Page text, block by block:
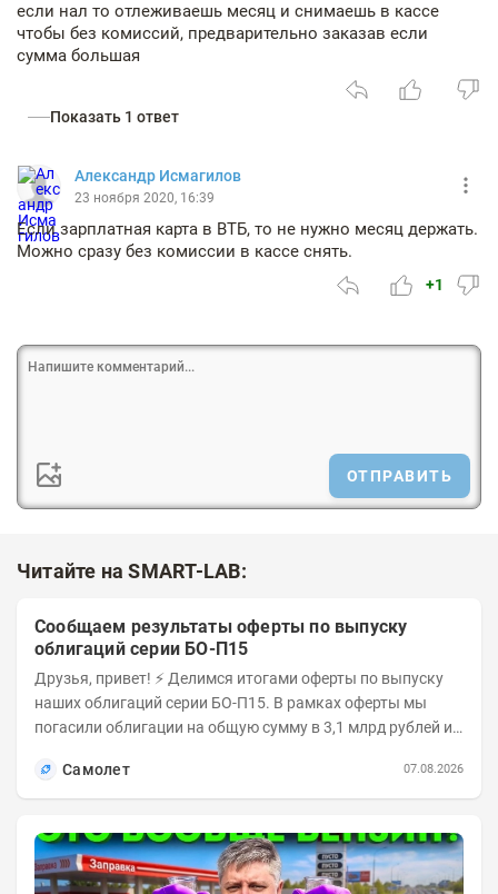
если нал то отлеживаешь месяц и снимаешь в кассе
чтобы без комиссий, предварительно заказав если
сумма большая
Показать 1 ответ
Александр Исмагилов
23 ноября 2020, 16:39
Если зарплатная карта в ВТБ, то не нужно месяц держать.
Можно сразу без комиссии в кассе снять.
+1
ОТПРАВИТЬ
Читайте на SMART-LAB:
Сообщаем результаты оферты по выпуску
облигаций серии БО-П15
Друзья, привет! ⚡️ Делимся итогами оферты по выпуску
наших облигаций серии БО-П15. В рамках оферты мы
погасили облигации на общую сумму в 3,1 млрд рублей из
Самолет
07.08.2026